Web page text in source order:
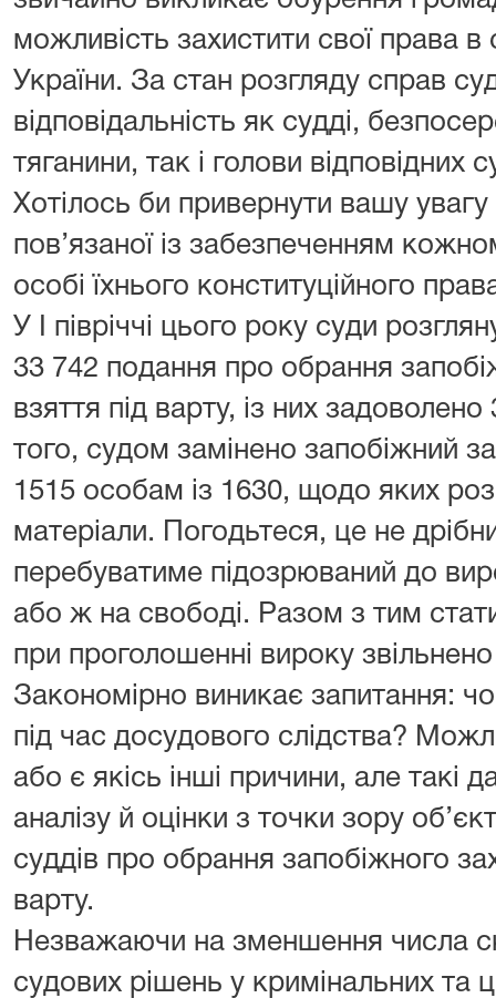
можливість захистити свої права в
України. За стан розгляду справ
відповідальність як судді,
тяганини, так і голови відповідних
Хотілось би привернути вашу увагу
пов’язаної із забезпеченням
особі їхнього конституційного
У I півріччі цього року суди
33 742 подання про обрання
взяття під варту, із них
того, судом замінено запобіжний
1515 особам із 1630, щодо яких
матеріали. Погодьтеся, це не
перебуватиме підозрюваний до
або ж на свободі. Разом з тим
при проголошенні вироку
Закономірно виникає запитання:
під час досудового слідства?
або є якісь інші причини, але такі
аналізу й оцінки з точки зору
суддів про обрання запобіжного
варту.
Незважаючи на зменшення числа
судових рішень у кримінальних та